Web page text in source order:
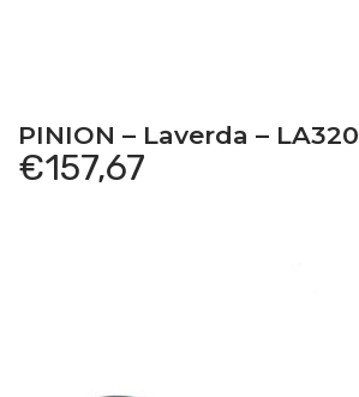
PINION – Laverda –
€157,67